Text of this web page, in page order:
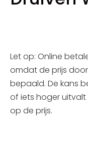
Let op: Online
omdat de prijs
bepaald. De kans
of iets hoger
op de prijs.